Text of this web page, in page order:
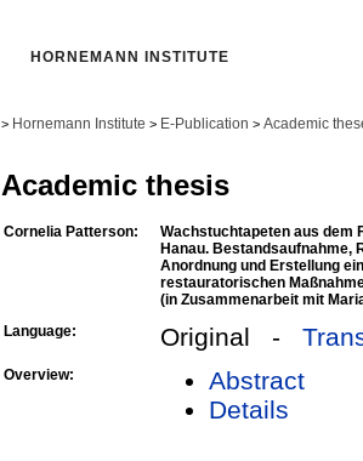
HORNEMANN INSTITUTE
> Hornemann Institute > E-Publication > Academic
Academic thesis
Cornelia Patterson:
Wachstuchtapeten aus dem
Hanau. Bestandsaufnahme,
Anordnung und Erstellung
restauratorischen
(in Zusammenarbeit mit
Language:
Original -
Overview:
Abstract
Details